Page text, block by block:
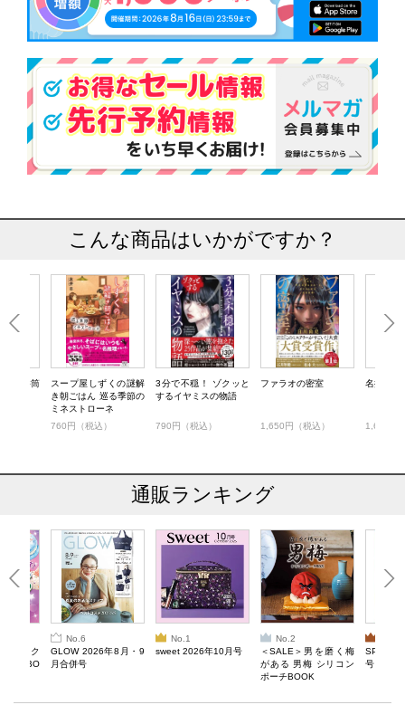
こんな商品はいかがですか？
ター井筒
スープ屋しずくの謎解
き朝ごはん 巡る季節の
ミネストローネ
760円（税込）
3分で不穏！ ゾクッと
するイヤミスの物語
790円（税込）
ファラオの密室
1,650円（税込）
名探偵じ
1,650円
通販ランキング
るスク
ぷにBO
No.6
GLOW 2026年8月・9
月合併号
No.1
sweet 2026年10月号
No.2
＜SALE＞男を磨く梅
がある 男梅 シリコン
ポーチBOOK
号